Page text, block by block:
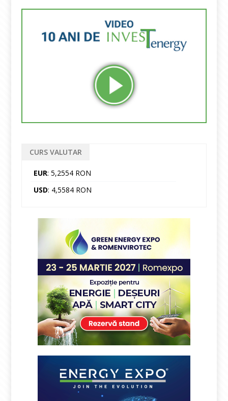
CURS VALUTAR
EUR: 5,2554 RON
USD: 4,5584 RON